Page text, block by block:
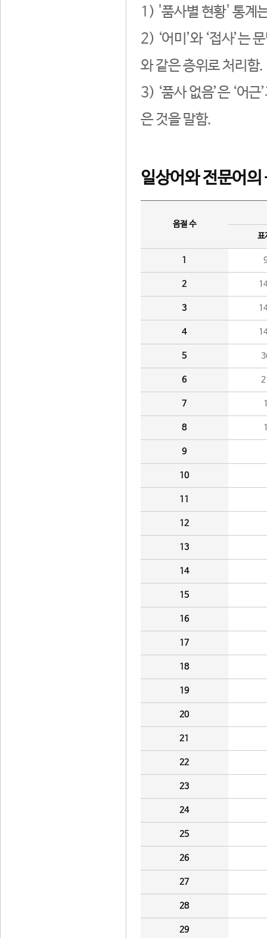
1) '품사별 현황' 통계
2) ‘어미’와 ‘접사’는
와 같은 층위로 처리함.
3) ‘품사 없음’은 ‘어
은 것을 말함.
일상어와 전문어의
음절 수
표
1
2
3
4
5
6
7
8
9
10
11
12
13
14
15
16
17
18
19
20
21
22
23
24
25
26
27
28
29